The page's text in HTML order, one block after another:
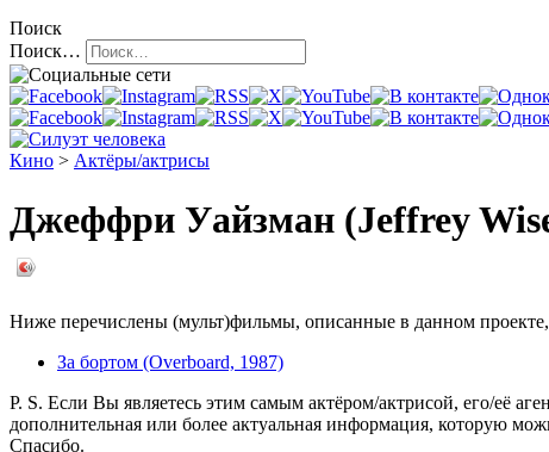
Поиск
Поиск…
Кино > Актёры/актрисы
Джеффри Уайзман (Jeffrey
Ниже перечислены (мульт)фильмы, описанные в данном
За бортом (Overboard, 1987)
P. S. Если Вы являетесь этим самым актёром/актрисой, его/её
дополнительная или более актуальная информация, которую
Спасибо.